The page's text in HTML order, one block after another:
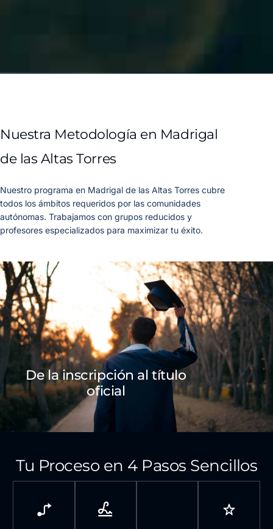
Nuestra Metodología en Madrigal
de las Altas Torres
Nuestro programa en Madrigal de las Altas Torres cubre
todos los ámbitos requeridos por las comunidades
autónomas. Trabajamos con grupos reducidos y
profesores especializados para maximizar tu éxito.
De la inscripción al título
oficial
Tu Proceso en 4 Pasos Sencillos